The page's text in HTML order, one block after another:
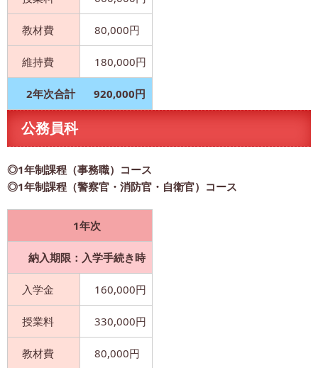
教材費 80,000円
維持費 180,000円
2年次合計 920,000円
公務員科
◎1年制課程（事務職）コース
◎1年制課程（警察官・消防官・自衛官）コース
1年次
納入期限：入学手続き時
入学金 160,000円
授業料 330,000円
教材費 80,000円